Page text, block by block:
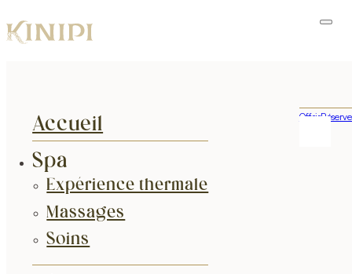
Accueil
Spa
Expérience thermale
Massages
Soins
Offrir